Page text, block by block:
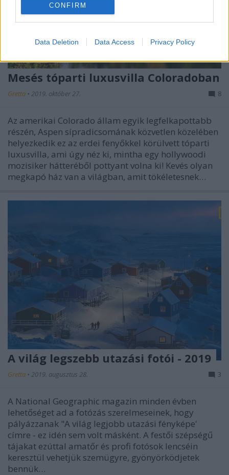
CONFIRM
Data Deletion Data Access Privacy Policy
Mesés tóparti luxusvilla Coloradoban
Gretta • 2019. október 27. 8
Az amerikai Colorado állam egyik legfelkapottabb
részén, Aspen sípradicsomának közvetlen közelében
helyezkedik ez az erdei fenyőkkel körülvett tóparti
luxusvilla, ami úgy néz ki, mintha egy hollywoodi
mozisiker hátteréből pottyant volna ki! Kevés olyan
megkapó ház van a világban, amit tökéletesnek…
A világ legszebb utazási fotói - 2019
Gretta • 2019. augusztus 28. 3
A National Geographic magazin minden évben
lehetőséget ad a fotózás szerelmeseinek, hogy
pályázzanak "A világ legjobb utazási fényképe'
címre - ez idén sem volt másként. A festői szépségű
tájakat ezúttal amatőr és profi fotósok lencséin
keresztül vehetjük szemügyre, gyönyörködjetek
bennük…